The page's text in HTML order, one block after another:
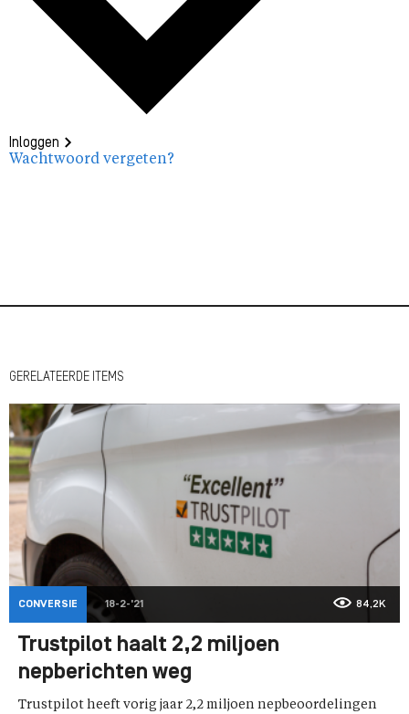
Inloggen
Wachtwoord vergeten?
GERELATEERDE ITEMS
CONVERSIE 18-2-'21 84,2K
Trustpilot haalt 2,2 miljoen
nepberichten weg
Trustpilot heeft vorig jaar 2,2 miljoen nepbeoordelingen